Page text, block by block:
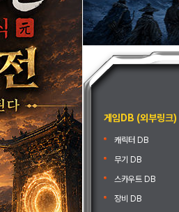
게임DB (외부링크)
캐릭터 DB
무기 DB
스카우트 DB
장비 DB